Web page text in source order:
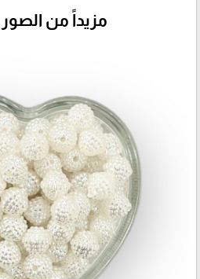
مزيداً من الصور